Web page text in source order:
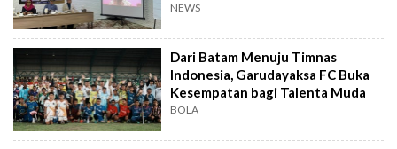
NEWS
Dari Batam Menuju Timnas
Indonesia, Garudayaksa FC Buka
Kesempatan bagi Talenta Muda
BOLA